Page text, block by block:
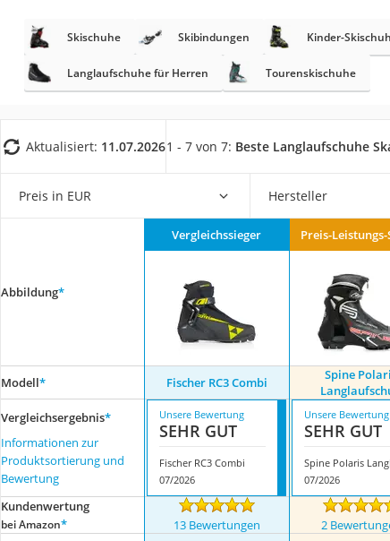
Nachtsichtgerät
Faltschloss
Handgepäck-
Wanderschuhe
Skischuhe Skibindungen Kinder-
Langlaufschuhe für Herren Tourenskischuhe
Aktualisiert: 11.07.20261 - 7 von 7: Beste Langlaufschuhe
Preis in EUR Hersteller
Abbildung*
Vergleichssieger Preis-
Modell* Fischer RC3 Combi
Spine
Vergleichsergebnis*
Informationen zur
Produktsortierung und
Bewertung
Unsere Bewertung
SEHR GUT
Fischer RC3 Combi
07/2026
Unsere Bewertung
SEHR GUT
07/2026
Kundenwertung
bei Amazon* 13 Bewertungen 2